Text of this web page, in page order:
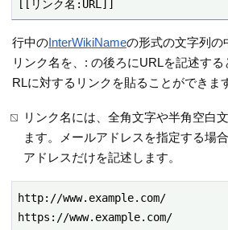
[[リンク名:URL]]
行中のInterWikiNameの形式の文字列の
リンク名を、: の後ろにURLを記述す
RLに対するリンクを貼ることができま
リンク名には、全角文字や半角空白
ます。メールアドレスを指定する場
アドレスだけを記述します。
http://www.example.com/
https://www.example.com/